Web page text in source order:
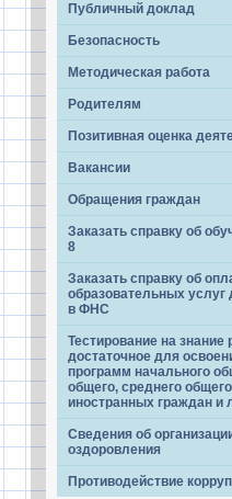
Публичный доклад
Безопасность
Методическая работа
Родителям
Позитивная оценка
Вакансии
Обращения граждан
Заказать справку об
8
Заказать справку об
образовательных услуг
в ФНС
Тестирование на знание
достаточное для
программ начального
общего, среднего
иностранных граждан и
Сведения об
оздоровления
Противодействие